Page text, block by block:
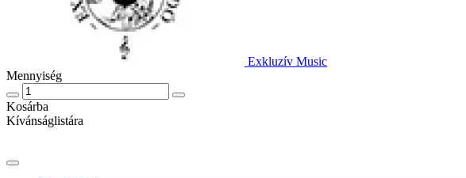
Exkluzív Music
Mennyiség
Kosárba
Kívánságlistára